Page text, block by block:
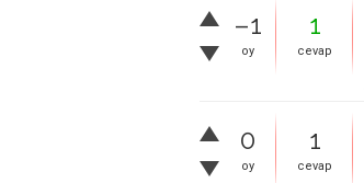
–1
oy
1
cevap
0
oy
1
cevap